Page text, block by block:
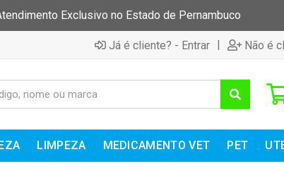
Exclusivo no Estado de Pernambuco
Já é cliente? - Entrar | Não é
LIMPEZA MEDICAMENTO VET PET